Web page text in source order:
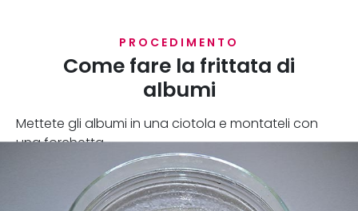
PROCEDIMENTO
Come fare la frittata di
albumi
Mettete gli albumi in una ciotola e montateli con
una forchetta